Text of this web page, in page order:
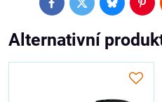
FacebookTwitterBluesky
Alternativní